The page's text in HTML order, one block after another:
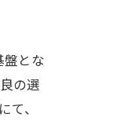
とな
の選
、